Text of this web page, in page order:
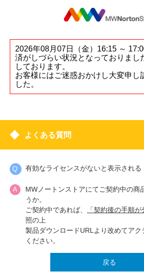
2026年08月07日（金）16:15 ～
済がしづらい状況となっておりまし
しております。
お客様にはご迷惑おかけし大変申し
した。
よくある質問
有効なライセンスがないと表示される
MWノートンストアにてご契約中の商
うか。
ご契約中であれば、
「契約後の手順が
照の上
製品ダウンロードURLより改めてアク
ください。
戻る